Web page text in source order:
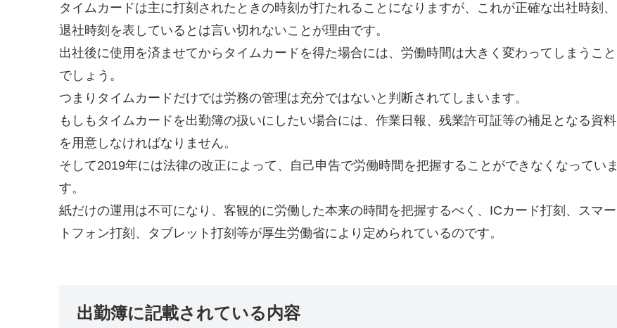
タイムカードは主に打刻されたときの時刻が打たれることになりますが、これが正確な出社時刻、
退社時刻を表しているとは言い切れないことが理由です。
出社後に使用を済ませてからタイムカードを得た場合には、労働時間は大きく変わってしまうこと
でしょう。
つまりタイムカードだけでは労務の管理は充分ではないと判断されてしまいます。
もしもタイムカードを出勤簿の扱いにしたい場合には、作業日報、残業許可証等の補足となる資料
を用意しなければなりません。
そして2019年には法律の改正によって、自己申告で労働時間を把握することができなくなっていま
す。
紙だけの運用は不可になり、客観的に労働した本来の時間を把握するべく、ICカード打刻、スマー
トフォン打刻、タブレット打刻等が厚生労働省により定められているのです。
出勤簿に記載されている内容